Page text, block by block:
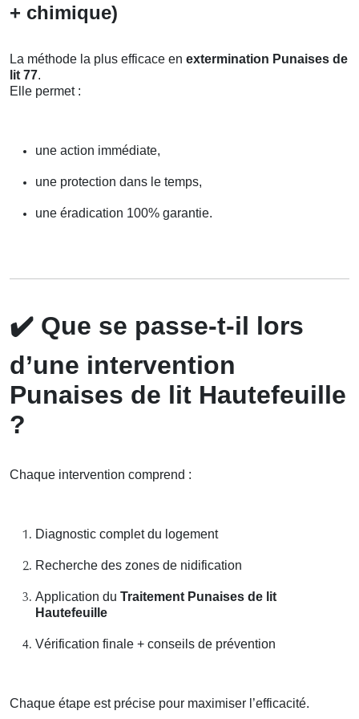
+ chimique)
La méthode la plus efficace en extermination Punaises de
lit 77.
Elle permet :
une action immédiate,
une protection dans le temps,
une éradication 100% garantie.
✔️ Que se passe-t-il lors
d’une intervention
Punaises de lit Hautefeuille
?
Chaque intervention comprend :
Diagnostic complet du logement
Recherche des zones de nidification
Application du Traitement Punaises de lit
Hautefeuille
Vérification finale + conseils de prévention
Chaque étape est précise pour maximiser l’efficacité.